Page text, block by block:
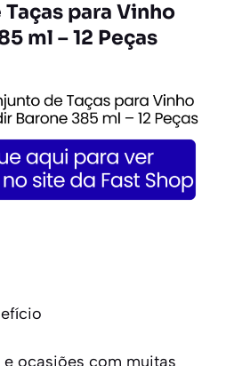
para Vinho
ml – 12 Peças
ocasiões com muitas